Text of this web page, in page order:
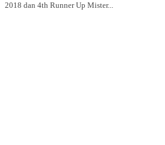
2018 dan 4th Runner Up Mister...